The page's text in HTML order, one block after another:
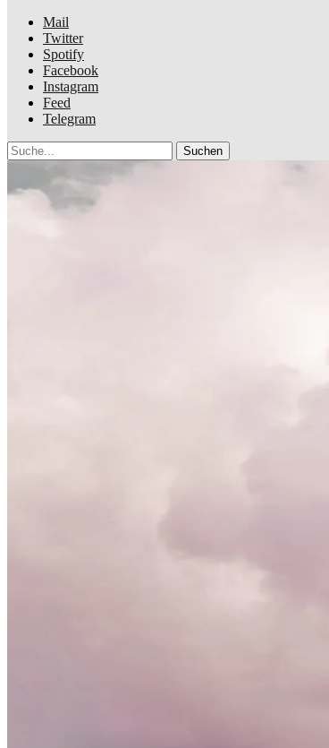
Mail
Twitter
Spotify
Facebook
Instagram
Feed
Telegram
Suche